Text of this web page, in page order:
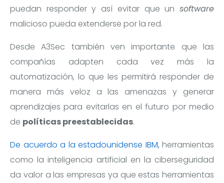
puedan responder y así evitar que un software
malicioso pueda extenderse por la red.
Desde A3Sec también ven importante que las
compañías adapten cada vez más la
automatización, lo que les permitirá responder de
manera más veloz a las amenazas y generar
aprendizajes para evitarlas en el futuro por medio
de políticas preestablecidas.
De acuerdo a la estadounidense IBM,herramientas
como la inteligencia artificial en la ciberseguridad
da valor a las empresas ya que estas herramientas